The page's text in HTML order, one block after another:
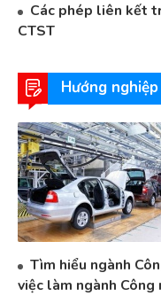
Các phép liên kết
CTST
Hướng nghiệp
Tìm hiểu ngành
việc làm ngành Công